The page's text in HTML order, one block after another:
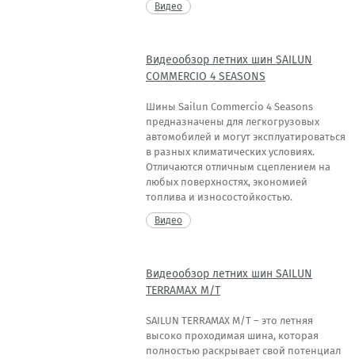
Видео
Видеообзор летних шин SAILUN
COMMERCIO 4 SEASONS
Шины Sailun Commercio 4 Seasons
предназначены для легкогрузовых
автомобилей и могут эксплуатироваться
в разных климатических условиях.
Отличаются отличным сцеплением на
любых поверхностях, экономией
топлива и износостойкостью.
Видео
Видеообзор летних шин SAILUN
TERRAMAX M/T
SAILUN TERRAMAX M/T – это летняя
высоко проходимая шина, которая
полностью раскрывает свой потенциал